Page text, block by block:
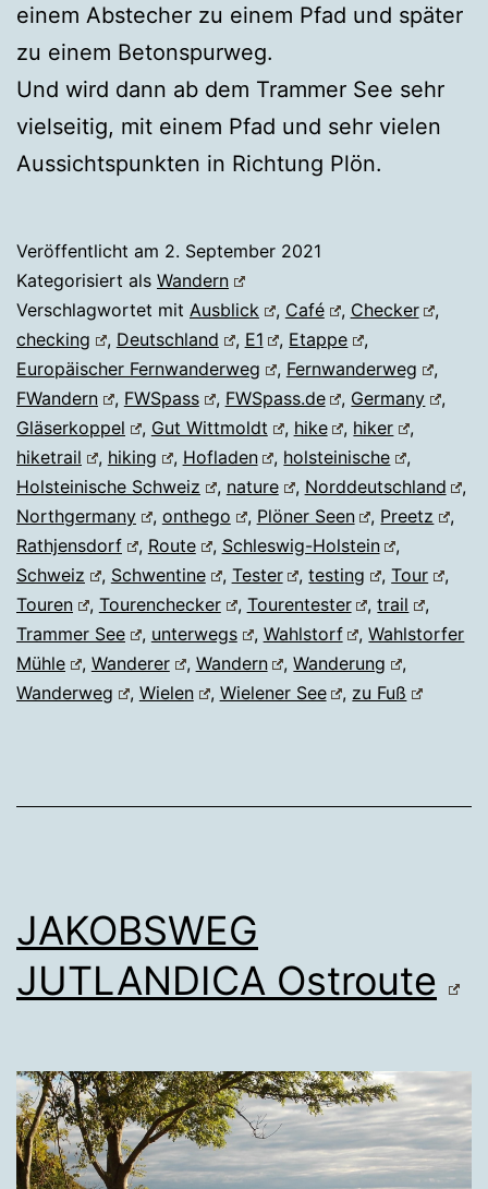
einem Abstecher zu einem Pfad und später
zu einem Betonspurweg.
Und wird dann ab dem Trammer See sehr
vielseitig, mit einem Pfad und sehr vielen
Aussichtspunkten in Richtung Plön.
Veröffentlicht am 2. September 2021
Kategorisiert als Wandern
Verschlagwortet mit Ausblick , Café , Checker
,
checking
, Deutschland , E1 , Etappe
,
Europäischer Fernwanderweg
, Fernwanderweg
,
FWandern
, FWSpass , FWSpass.de , Germany
,
Gläserkoppel
, Gut Wittmoldt , hike , hiker
,
hiketrail
, hiking , Hofladen , holsteinische
,
Holsteinische Schweiz
, nature , Norddeutschland
,
Northgermany
, onthego , Plöner Seen , Preetz
,
Rathjensdorf
, Route , Schleswig-Holstein
,
Schweiz
, Schwentine , Tester ,testing ,Tour
,
Touren
, Tourenchecker , Tourentester ,trail
,
Trammer See
, unterwegs , Wahlstorf ,Wahlstorfer
Mühle
, Wanderer , Wandern ,Wanderung
,
Wanderweg
, Wielen , Wielener See , zu Fuß
JAKOBSWEG
JUTLANDICA Ostroute